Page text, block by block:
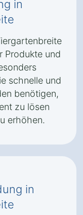
in
Produkte und
schnelle und
benötigen,
zu lösen
erhöhen.
in